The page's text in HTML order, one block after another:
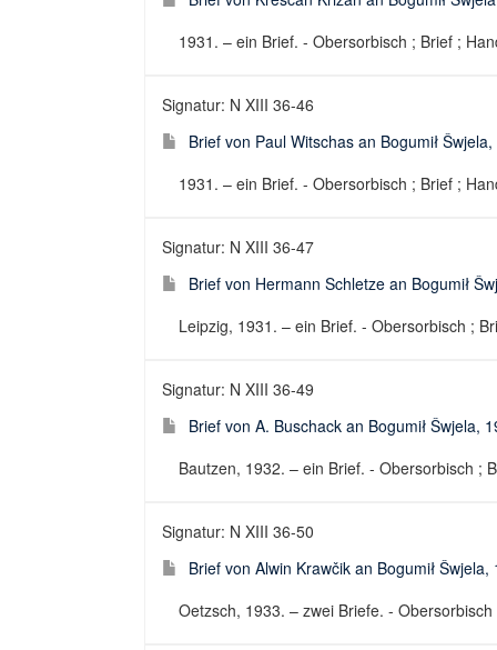
1931. – ein Brief. - Obersorbisch ; Brief ;
Signatur: N XIII 36-46
Brief von Paul Witschas an Bogumił
1931. – ein Brief. - Obersorbisch ; Brief ;
Signatur: N XIII 36-47
Brief von Hermann Schletze an Bogumił
Leipzig, 1931. – ein Brief. - Obersorbisch ;
Signatur: N XIII 36-49
Brief von A. Buschack an Bogumił Šwjela,
Bautzen, 1932. – ein Brief. - Obersorbisch ;
Signatur: N XIII 36-50
Brief von Alwin Krawčik an Bogumił Šwjela,
Oetzsch, 1933. – zwei Briefe. -